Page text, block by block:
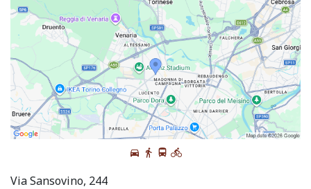
Via Sansovino, 244